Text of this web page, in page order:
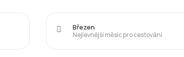
Nejlevnější měsíc pro cestování
Březen